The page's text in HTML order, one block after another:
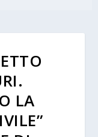
LA